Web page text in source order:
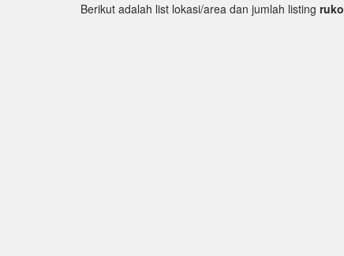
Berikut adalah list lokasi/area dan jumlah listing